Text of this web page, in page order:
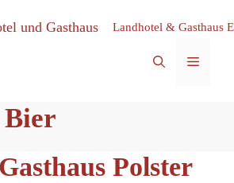
Landhotel & Gasthaus
Polster